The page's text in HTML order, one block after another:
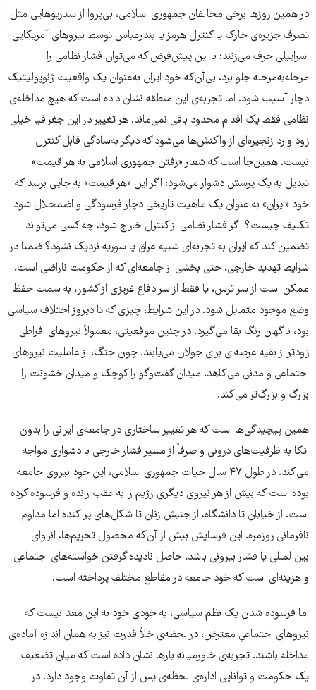
در همین روزها برخی مخالفان جمهوری اسلامی، بی‌پروا از سناریوهایی مثل
تصرف جزیره‌ی خارک یا کنترل هرمز یا بندرعباس توسط نیروهای آمریکایی-
اسراییلی حرف می‌زنند؛ با این پیش‌فرض که می‌توان فشار نظامی را
مرحله‌به‌مرحله جلو برد، بی‌آن‌که خودِ ایران به‌عنوان یک واقعیت ژئوپولیتیک
دچار آسیب شود. اما تجربه‌ی این منطقه نشان داده است که هیچ مداخله‌ی
نظامی فقط یک اقدام محدود باقی نمی‌ماند. هر تغییر در این جغرافیا خیلی
زود وارد زنجیره‌ای از واکنش‌ها می‌شود که دیگر به‌سادگی قابل کنترل
نیست. همین‌جا است که شعار «رفتن جمهوری اسلامی به هر قیمت»
تبدیل به یک پرسش دشوار می‌شود: اگر این «هر قیمت» به جایی برسد که
خود «ایران» به عنوان یک ماهیت تاریخی دچار فرسودگی و اضمحلال شود
تکلیف چیست؟ اگر فشار نظامی از کنترل خارج شود، چه کسی می‌تواند
تضمین کند که ایران به تجربه‌ای شبیه عراق یا سوریه نزدیک نشود؟ ضمنا در
شرایط تهدید خارجی، حتی بخشی از جامعه‌ای که از حکومت ناراضی است،
ممکن است از سر ترس، یا فقط از سر دفاع غریزی از کشور، به سمت حفظ
وضع موجود متمایل شود. در این شرایط، چیزی که تا دیروز اختلاف سیاسی
بود، ناگهان رنگ بقا می‌گیرد. در چنین موقعیتی، معمولاً نیروهای افراطی
زودتر از بقیه عرصه‌ای برای جولان می‌یابند. چون جنگ، از عاملیت نیروهای
اجتماعی و مدنی می‌کاهد، میدان گفت‌وگو را کوچک و میدان خشونت را
بزرگ‌ و بزرگ‌تر می‌کند.
همین پیچیدگی‌ها است که هر تغییر ساختاری در جامعه‌ی ایرانی را بدون
اتکا به ظرفیت‌های درونی و صرفاً از مسیر فشار خارجی با دشواری مواجه
می‌کند. در طول ۴۷ سال حیات جمهوری اسلامی، این خود نیروی جامعه
بوده است که بیش از هر نیروی دیگری رژیم را به عقب رانده و فرسوده کرده
است. از خیابان تا دانشگاه، از جنبش زنان تا شکل‌های پراکنده اما مداوم
نافرمانی روزمره. این فرسایش بیش از آن‌که محصول تحریم‌ها، انزوای
بین‌المللی یا فشار بیرونی باشد، حاصل نادیده گرفتن خواسته‌های اجتماعی
و هزینه‌ای است که خود جامعه در مقاطع مختلف پرداخته است.
اما فرسوده شدن یک نظم سیاسی، به خودی خود به این معنا نیست که
نیروهای اجتماعیِ معترض، در لحظه‌ی خلأ قدرت نیز به همان اندازه آماده‌ی
مداخله باشند. تجربه‌ی خاورمیانه بارها نشان داده است که میان تضعیف
یک حکومت و توانایی اداره‌ی لحظه‌ی پس از آن تفاوت وجود دارد. در